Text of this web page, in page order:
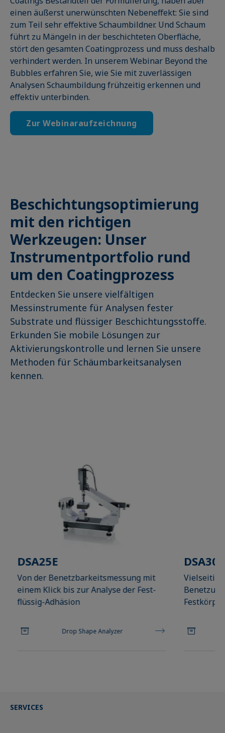
einen äußerst unerwünschten Nebeneffekt: Sie sind
zum Teil sehr effektive Schaumbildner. Und Schaum
führt zu Mängeln in der beschichteten Oberfläche,
stört den gesamten Coatingprozess und muss deshalb
verhindert werden. In unserem Webinar Beyond the
Bubbles erfahren Sie, wie Sie mit zuverlässigen
Analysen Schaumbildung frühzeitig erkennen und
effektiv unterbinden.
Zur Webinaraufzeichnung
Beschichtungsoptimierung
mit den richtigen
Werkzeugen: Unser
Instrumentportfolio rund
um den Coatingprozess
Entdecken Sie unsere vielfältigen
Messinstrumente für Analysen fester
Substrate und flüssiger Beschichtungsstoffe.
Erkunden Sie mobile Lösungen zur
Aktivierungskontrolle und lernen Sie unsere
Methoden für Schäumbarkeitsanalysen
kennen.
DSA25E
Von der Benetzbarkeitsmessung mit
einem Klick bis zur Analyse der Fest-
flüssig-Adhäsion
Drop Shape Analyzer
DSA30E
SERVICES